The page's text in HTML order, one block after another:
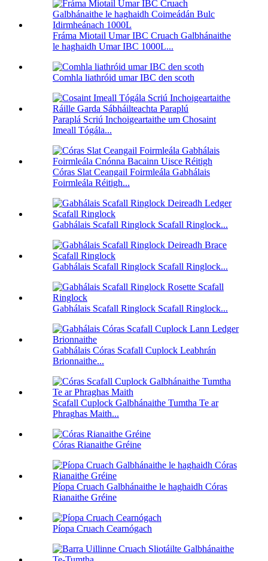
Fráma Miotail Umar IBC Cruach Galbhánaithe
le haghaidh Umar IBC 1000L...
Comhla liathróid umar IBC den scoth
Paraplá Scriú Inchoigeartaithe um Chosaint
Imeall Tógála...
Córas Slat Ceangail Foirmleála Gabhálais
Foirmleála Réitigh...
Gabhálais Scafall Ringlock Scafall Ringlock...
Gabhálais Scafall Ringlock Scafall Ringlock...
Gabhálais Scafall Ringlock Scafall Ringlock...
Gabhálais Córas Scafall Cuplock Leabhrán
Brionnaithe...
Scafall Cuplock Galbhánaithe Tumtha Te ar
Phraghas Maith...
Córas Rianaithe Gréine
Píopa Cruach Galbhánaithe le haghaidh Córas
Rianaithe Gréine
Píopa Cruach Cearnógach